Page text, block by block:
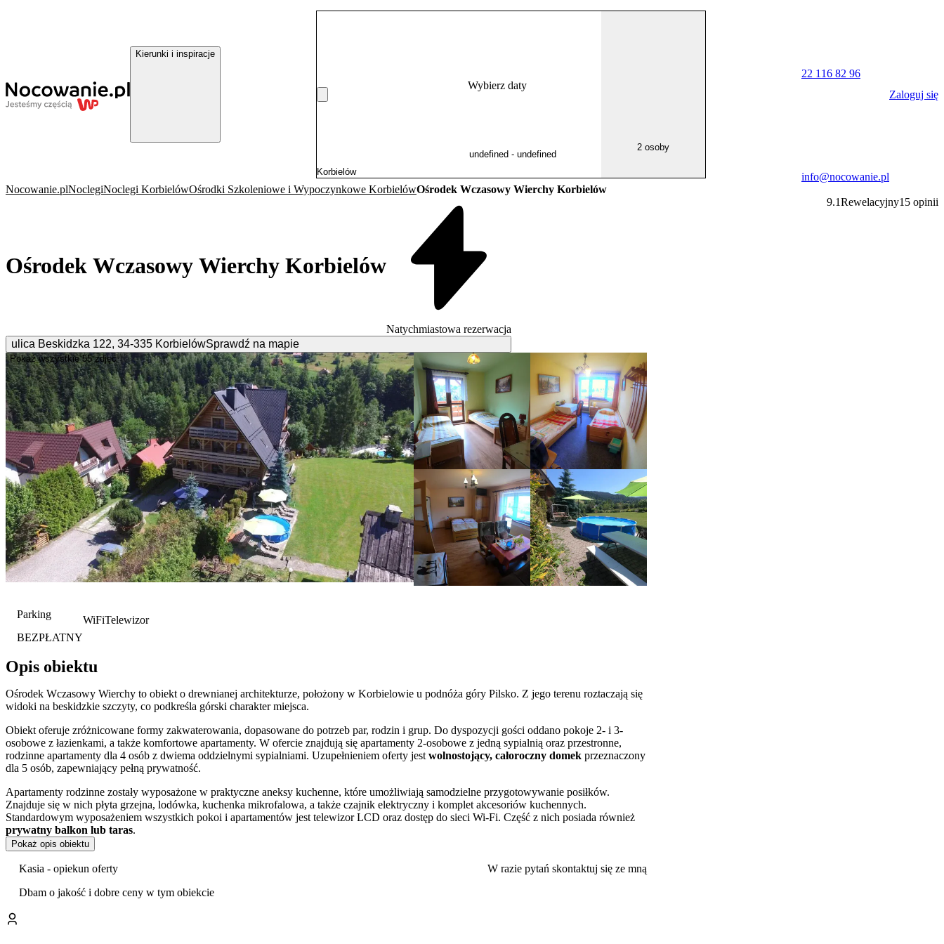
Kierunki i inspiracje
Wybierz daty
2 osoby
22 116 82 96
info@nocowanie.pl
Zaloguj się
Nocowanie.plNoclegiNoclegi KorbielówOśrodki Szkoleniowe i Wypoczynkowe KorbielówOśrodek Wczasowy Wierchy Korbielów
Ośrodek Wczasowy Wierchy Korbielów
Natychmiastowa rezerwacja
ulica Beskidzka 122, 34-335 KorbielówSprawdź na mapie
9.1Rewelacyjny15 opinii
Pokaż wszystkie 55 zdjęć
Parking
BEZPŁATNY
WiFiTelewizor
Opis obiektu
Ośrodek Wczasowy Wierchy to obiekt o drewnianej architekturze, położony w Korbielowie u podnóża góry Pilsko. Z jego terenu roztaczają się
widoki na beskidzkie szczyty, co podkreśla górski charakter miejsca.
Obiekt oferuje zróżnicowane formy zakwaterowania, dopasowane do potrzeb par, rodzin i grup. Do dyspozycji gości oddano pokoje 2- i 3-
osobowe z łazienkami, a także komfortowe apartamenty. W ofercie znajdują się apartamenty 2-osobowe z jedną sypialnią oraz przestronne,
rodzinne apartamenty dla 4 osób z dwiema oddzielnymi sypialniami. Uzupełnieniem oferty jest wolnostojący, całoroczny domek przeznaczony
dla 5 osób, zapewniający pełną prywatność.
Apartamenty rodzinne zostały wyposażone w praktyczne aneksy kuchenne, które umożliwiają samodzielne przygotowywanie posiłków.
Znajduje się w nich płyta grzejna, lodówka, kuchenka mikrofalowa, a także czajnik elektryczny i komplet akcesoriów kuchennych.
Standardowym wyposażeniem wszystkich pokoi i apartamentów jest telewizor LCD oraz dostęp do sieci Wi-Fi. Część z nich posiada również
prywatny balkon lub taras.
Na terenie ośrodka goście mogą korzystać z ogrodu oraz
Według opinii odwiedzających, obiekt wyróżnia się bardzo dobrym stosunkiem ceny do jakości oraz dogodnym dojazdem.
Położenie w Korbielowie czyni ośrodek doskonałą bazą wypadową dla miłośników górskich wędrówek i sportów zimowych przez cały rok.
Obiekt znajduje się w pobliżu szlaków turystycznych prowadzących na Pilsko, Babią Górę czy Rysiankę. W sezonie zimowym kluczowym
atutem jest bliskość rozbudowanej infrastruktury narciarskiej, w tym wyciągów należących do kompleksu
Pokaż opis obiektu
Kasia - opiekun oferty
Dbam o jakość i dobre ceny w tym obiekcie
W razie pytań skontaktuj się ze mną